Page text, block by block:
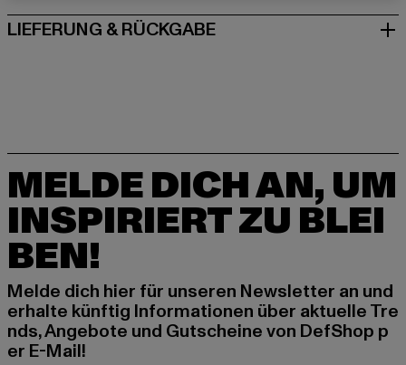
LIEFERUNG & RÜCKGABE
MELDE DICH AN, UM
INSPIRIERT ZU BLEI
BEN!
Melde dich hier für unseren Newsletter an und
erhalte künftig Informationen über aktuelle Tre
nds, Angebote und Gutscheine von DefShop p
er E-Mail!